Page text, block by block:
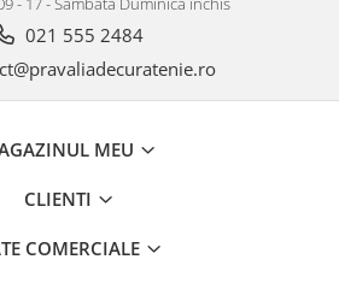
021 555 2484
MEU
CLIENTI
COMERCIALE